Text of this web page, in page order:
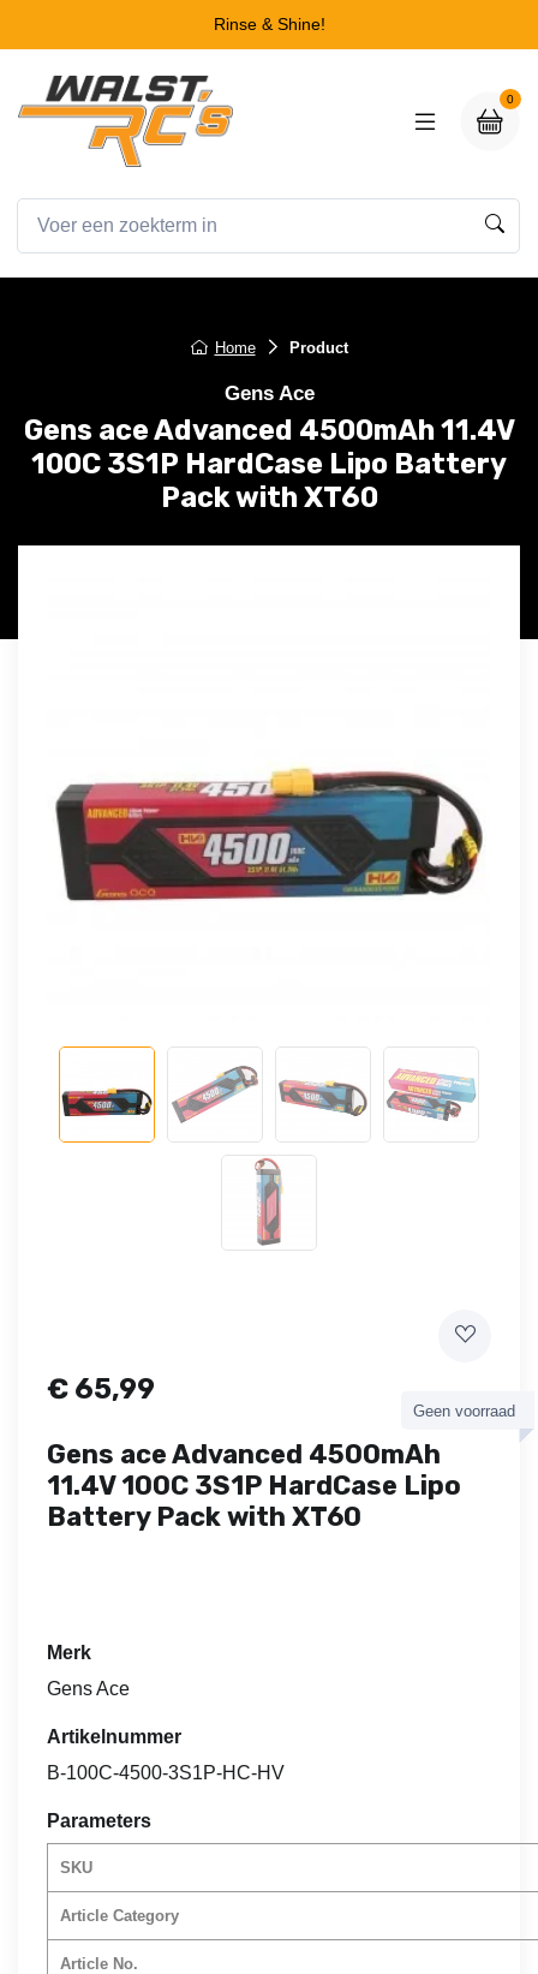
Rinse & Shine!
0
Home Product
Gens Ace
Gens ace Advanced 4500mAh 11.4V
100C 3S1P HardCase Lipo Battery
Pack with XT60
€ 65,99
Geen voorraad
Gens ace Advanced 4500mAh
11.4V 100C 3S1P HardCase Lipo
Battery Pack with XT60
Merk
Gens Ace
Artikelnummer
B-100C-4500-3S1P-HC-HV
Parameters
SKU
Article Category
Article No.